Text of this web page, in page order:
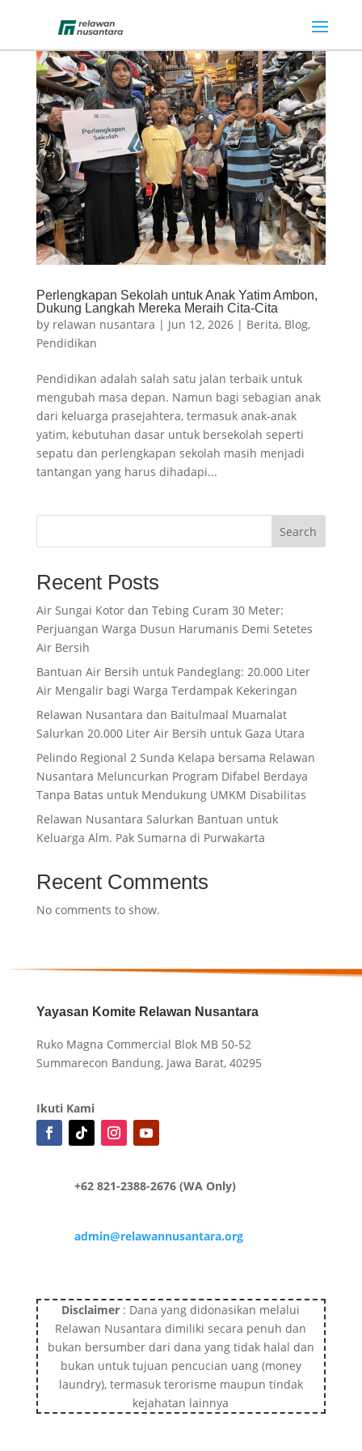
Perlengkapan Sekolah untuk Anak Yatim Ambon,
Dukung Langkah Mereka Meraih Cita-Cita
by relawan nusantara | Jun 12, 2026| Berita, Blog,
Pendidikan
Pendidikan adalah salah satu jalan terbaik untuk
mengubah masa depan. Namun bagi sebagian anak
dari keluarga prasejahtera, termasuk anak-anak
yatim, kebutuhan dasar untuk bersekolah seperti
sepatu dan perlengkapan sekolah masih menjadi
tantangan yang harus dihadapi...
Search
Recent Posts
Air Sungai Kotor dan Tebing Curam 30 Meter:
Perjuangan Warga Dusun Harumanis Demi Setetes
Air Bersih
Bantuan Air Bersih untuk Pandeglang: 20.000 Liter
Air Mengalir bagi Warga Terdampak Kekeringan
Relawan Nusantara dan Baitulmaal Muamalat
Salurkan 20.000 Liter Air Bersih untuk Gaza Utara
Pelindo Regional 2 Sunda Kelapa bersama Relawan
Nusantara Meluncurkan Program Difabel Berdaya
Tanpa Batas untuk Mendukung UMKM Disabilitas
Relawan Nusantara Salurkan Bantuan untuk
Keluarga Alm. Pak Sumarna di Purwakarta
Recent Comments
No comments to show.
Yayasan Komite Relawan Nusantara
Ruko Magna Commercial Blok MB 50-52
Summarecon Bandung, Jawa Barat, 40295
Ikuti Kami
+62 821-2388-2676 (WA Only)
admin@relawannusantara.org
Disclaimer : Dana yang didonasikan melalui
Relawan Nusantara dimiliki secara penuh dan
bukan bersumber dari dana yang tidak halal dan
bukan untuk tujuan pencucian uang (money
laundry), termasuk terorisme maupun tindak
kejahatan lainnya